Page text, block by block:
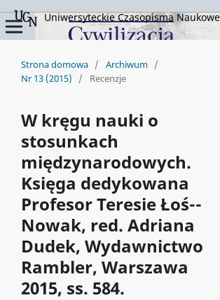
Uniwersyteckie Czasopisma Naukowe
Strona domowa / Archiwum /
Nr 13 (2015)
/ Recenzje
W kręgu nauki o
stosunkach
międzynarodowych.
Księga dedykowana
Profesor Teresie Łoś--
Nowak, red. Adriana
Dudek, Wydawnictwo
Rambler, Warszawa
2015, ss. 584.